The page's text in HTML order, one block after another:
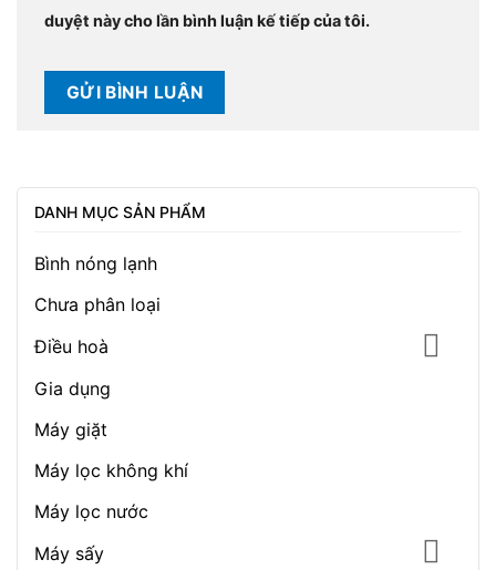
duyệt này cho lần bình luận kế tiếp của tôi.
DANH MỤC SẢN PHẨM
Bình nóng lạnh
Chưa phân loại
Điều hoà
Gia dụng
Máy giặt
Máy lọc không khí
Máy lọc nước
Máy sấy